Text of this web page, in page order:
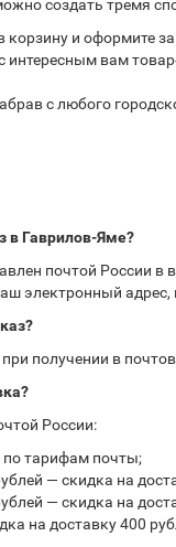
создать тремя
корзину и оформите
интересным вам
с любого
в Гаврилов-Яме?
почтой России
электронный
получении в
России:
по тарифам почты;
— скидка на
— скидка на
на доставку 400